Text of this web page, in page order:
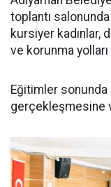
toplantı
kursiyer kadınlar,
ve korunma
Eğitimler sonunda
gerçekleşmesine